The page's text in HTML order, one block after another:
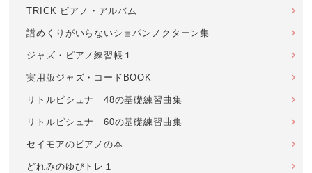
TRICK ピアノ・アルバム
譜めくりがいらないショパンノクターン集
ジャズ・ピアノ練習帳１
実用版ジャズ・コードBOOK
リトルピシュナ 48の基礎練習曲集
リトルピシュナ 60の基礎練習曲集
セイモアのピアノの本
どれみのゆびトレ１